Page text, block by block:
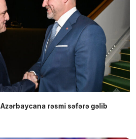
Slovakiya Prezidenti Azərbaycana rəsmi səfərə gəlib